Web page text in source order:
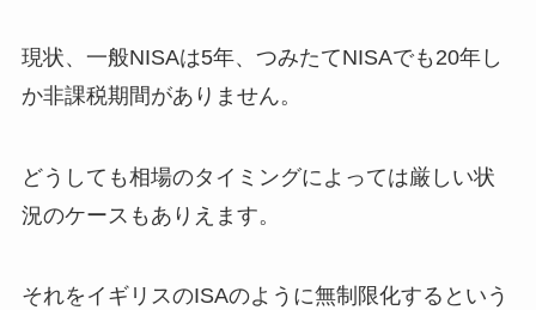
現状、一般NISAは5年、つみたてNISAでも20年し
か非課税期間がありません。
どうしても相場のタイミングによっては厳しい状
況のケースもありえます。
それをイギリスのISAのように無制限化するという